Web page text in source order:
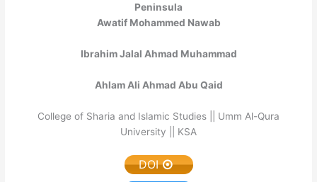
Peninsula
Awatif Mohammed Nawab
Ibrahim Jalal Ahmad Muhammad
Ahlam Ali Ahmad Abu Qaid
College of Sharia and Islamic Studies || Umm Al-Qura
University || KSA
DOI